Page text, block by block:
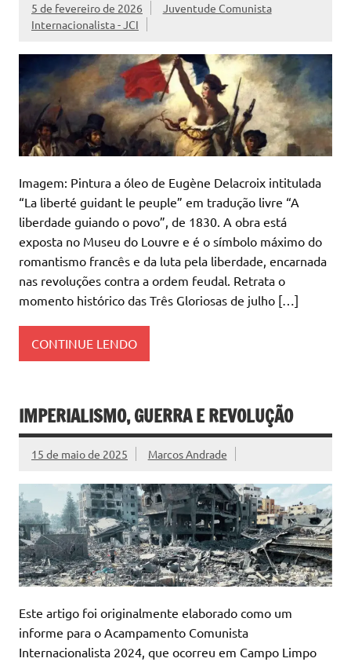
5 de fevereiro de 2026
Juventude Comunista
Internacionalista - JCI
Imagem: Pintura a óleo de Eugène Delacroix intitulada
“La liberté guidant le peuple” em tradução livre “A
liberdade guiando o povo”, de 1830. A obra está
exposta no Museu do Louvre e é o símbolo máximo do
romantismo francês e da luta pela liberdade, encarnada
nas revoluções contra a ordem feudal. Retrata o
momento histórico das Três Gloriosas de julho […]
CONTINUE LENDO
IMPERIALISMO, GUERRA E REVOLUÇÃO
15 de maio de 2025 Marcos Andrade
Este artigo foi originalmente elaborado como um
informe para o Acampamento Comunista
Internacionalista 2024, que ocorreu em Campo Limpo